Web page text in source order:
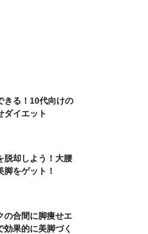
きる！10代向けの
ダイエット
脱却しよう！大腰
脚をゲット！
の合間に脚痩せエ
効果的に美脚づく